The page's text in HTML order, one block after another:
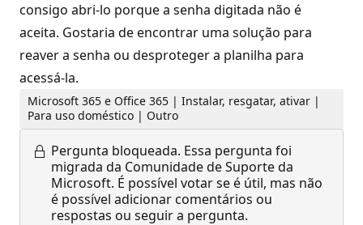
consigo abri-lo porque a senha digitada não é
aceita. Gostaria de encontrar uma solução para
reaver a senha ou desproteger a planilha para
acessá-la.
Microsoft 365 e Office 365 | Instalar, resgatar, ativar |
Para uso doméstico | Outro
Pergunta bloqueada. Essa pergunta foi
migrada da Comunidade de Suporte da
Microsoft. É possível votar se é útil, mas não
é possível adicionar comentários ou
respostas ou seguir a pergunta.